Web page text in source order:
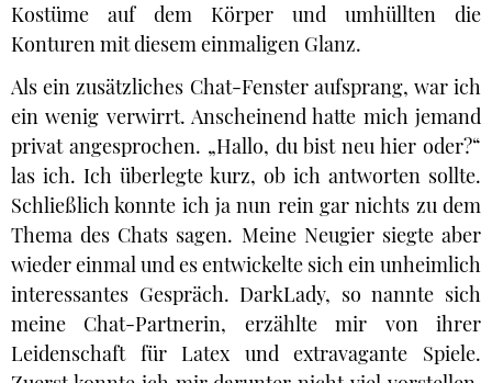
Kostüme auf dem Körper und umhüllten die
Konturen mit diesem einmaligen Glanz.
Als ein zusätzliches Chat-Fenster aufsprang, war ich
ein wenig verwirrt. Anscheinend hatte mich jemand
privat angesprochen. „Hallo, du bist neu hier oder?“
las ich. Ich überlegte kurz, ob ich antworten sollte.
Schließlich konnte ich ja nun rein gar nichts zu dem
Thema des Chats sagen. Meine Neugier siegte aber
wieder einmal und es entwickelte sich ein unheimlich
interessantes Gespräch. DarkLady, so nannte sich
meine Chat-Partnerin, erzählte mir von ihrer
Leidenschaft für Latex und extravagante Spiele.